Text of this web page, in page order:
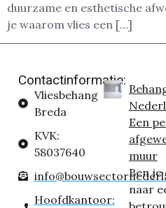
duurzame en esthetische
je waarom vlies een […]
Contactinformatie:
Vliesbehang
Breda
KVK:
58037640
Hoofdkantoor:
Een
muur
Ben je
naar